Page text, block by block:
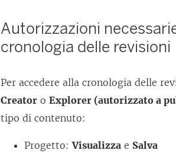
Autorizzazioni
cronologia delle revisioni
Per accedere alla cronologia delle
Creator oExplorer (autorizzato a
tipo di contenuto:
Progetto:Visualizza e Salva